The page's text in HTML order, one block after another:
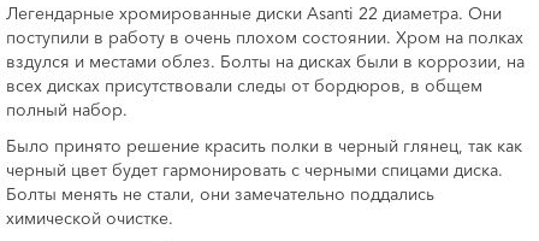
Легендарные хромированные диски Asanti 22 диаметра. Они
поступили в работу в очень плохом состоянии. Хром на полках
вздулся и местами облез. Болты на дисках были в коррозии, на
всех дисках присутствовали следы от бордюров, в общем
полный набор.
Было принято решение красить полки в черный глянец, так как
черный цвет будет гармонировать с черными спицами диска.
Болты менять не стали, они замечательно поддались
химической очистке.